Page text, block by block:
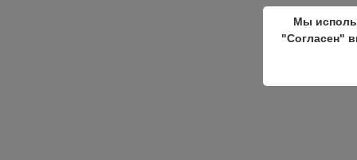
Мы
"Согласен"